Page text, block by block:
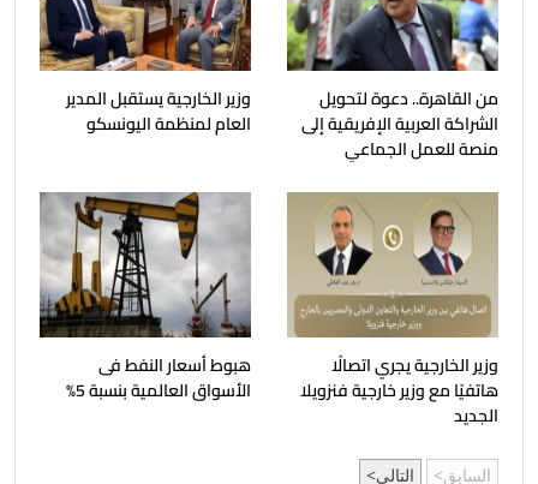
من القاهرة.. دعوة لتحويل
الشراكة العربية الإفريقية إلى
منصة للعمل الجماعي
وزير الخارجية يستقبل المدير
العام لمنظمة اليونسكو
وزير الخارجية يجري اتصالًا
هاتفيًا مع وزير خارجية فنزويلا
الجديد
هبوط أسعار النفط فى
الأسواق العالمية بنسبة 5%
السابق التالي